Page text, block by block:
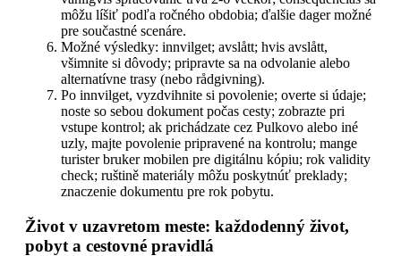
môžu líšiť podľa ročného obdobia; ďalšie dager možné
pre součastné scenáre.
Možné výsledky: innvilget; avslått; hvis avslått,
všimnite si dôvody; pripravte sa na odvolanie alebo
alternatívne trasy (nebo rådgivning).
Po innvilget, vyzdvihnite si povolenie; overte si údaje;
noste so sebou dokument počas cesty; zobrazte pri
vstupe kontrol; ak prichádzate cez Pulkovo alebo iné
uzly, majte povolenie pripravené na kontrolu; mange
turister bruker mobilen pre digitálnu kópiu; rok validity
check; ruštině materiály môžu poskytnúť preklady;
znaczenie dokumentu pre rok pobytu.
Život v uzavretom meste: každodenný život,
pobyt a cestovné pravidlá